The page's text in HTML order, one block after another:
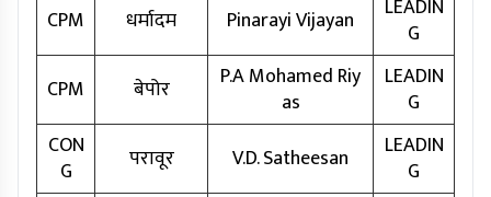
CPM धर्मादम Pinarayi Vijayan
LEADIN
G
CPM
बेपोर
P.A Mohamed Riy
as
LEADIN
G
CON
G
परावूर V.D. Satheesan
LEADIN
G